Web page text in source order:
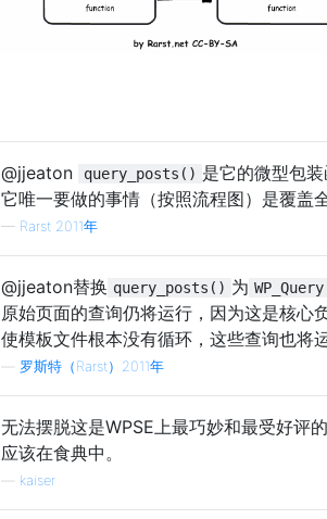
@jjeaton query_posts() 是它的微型包
它唯一要做的事情（按照流程图）是覆盖
— Rarst 2011年
@jjeaton替换 query_posts() 为 WP_Query
原始页面的查询仍将运行，因为这是核心
使模板文件根本没有循环，这些查询也将
罗斯特（Rarst）2011年
无法摆脱这是WPSE上最巧妙和最受好评
应该在食典中。
kaiser